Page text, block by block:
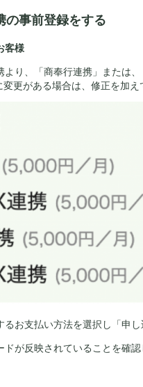
の事前登録をする
客様
り、「商奉行連携」または
更がある場合は、修正を加え
お支払い方法を選択し「申し
が反映されていることを確認